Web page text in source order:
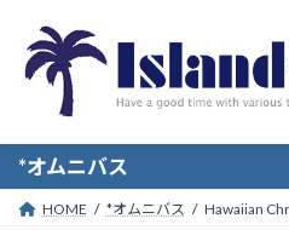
*オムニバス
HOME *オムニバス Hawaiian